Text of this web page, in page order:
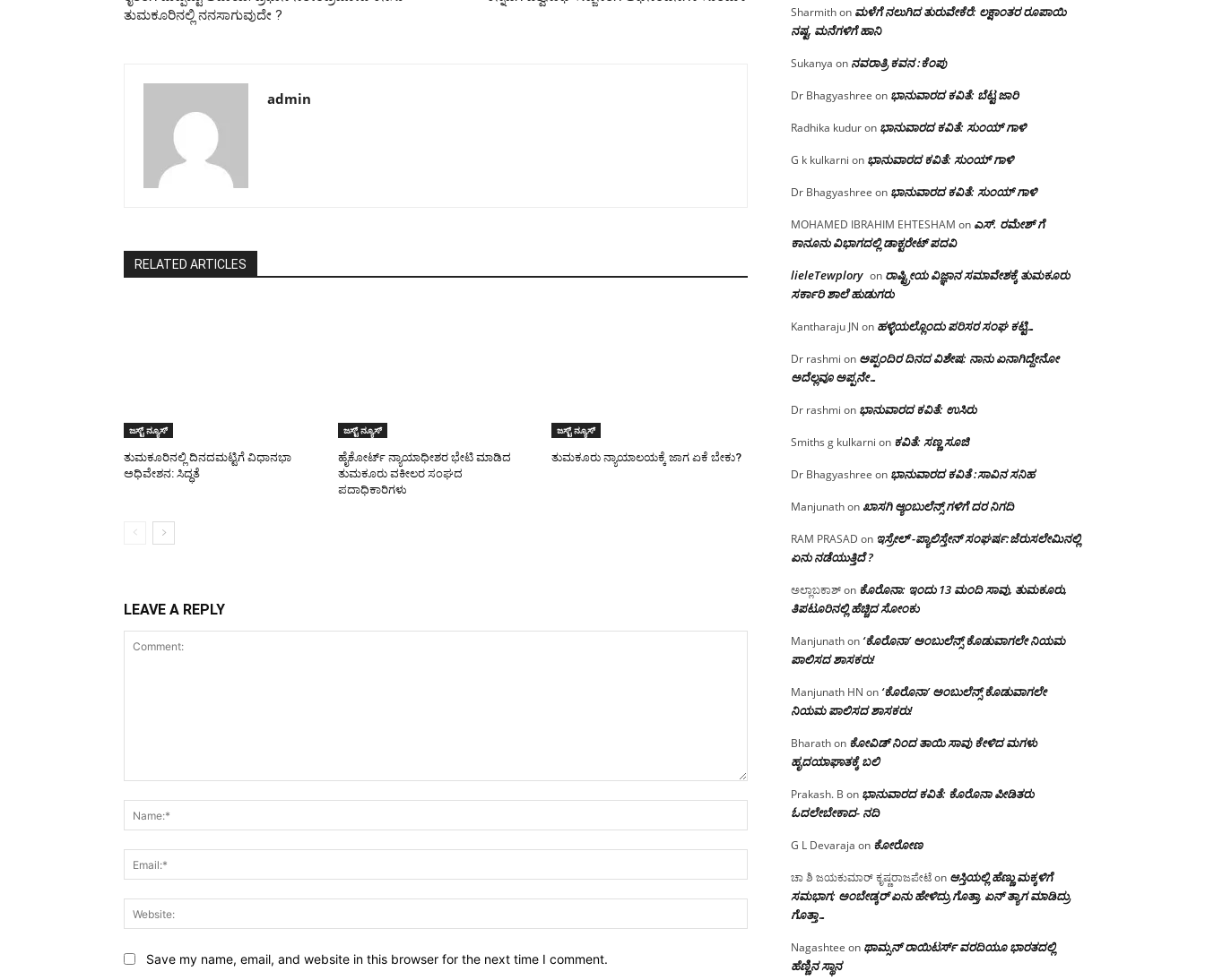
ತುಮಕೂರಿನಲ್ಲಿ ನನಸಾಗುವುದೇ ?
admin
RELATED ARTICLES
ಜಸ್ಟ್ ನ್ಯೂಸ್
ತುಮಕೂರಿನಲ್ಲಿ ದಿನದಮಟ್ಟಿಗೆ ವಿಧಾನಭಾ
ಅಧಿವೇಶನ: ಸಿದ್ಧತೆ
ಜಸ್ಟ್ ನ್ಯೂಸ್
ಹೈಕೋರ್ಟ್ ನ್ಯಾಯಾಧೀಶರ ಭೇಟಿ ಮಾಡಿದ
ತುಮಕೂರು ವಕೀಲರ ಸಂಘದ
ಪದಾಧಿಕಾರಿಗಳು
ಜಸ್ಟ್ ನ್ಯೂಸ್
ತುಮಕೂರು ನ್ಯಾಯಾಲಯಕ್ಕೆ ಜಾಗ ಏಕೆ ಬೇಕು?
LEAVE A REPLY
Website:
Save my name, email, and website in this browser for the next time I comment.
Sharmithon ಮಳೆಗೆ ನಲುಗಿದ ತುರುವೇಕೆರೆ: ಲಕ್ಷಾಂತರ ರೂಪಾಯಿ
ನಷ್ಟ, ಮನೆಗಳಿಗೆ ಹಾನಿ
Sukanya on ನವರಾತ್ರಿ ಕವನ :ಕೆಂಪು
Dr Bhagyashree on ಭಾನುವಾರದ ಕವಿತೆ: ಬೆಟ್ಟ ಜಾರಿ
Radhika kuduron ಭಾನುವಾರದ ಕವಿತೆ: ಸುಂಯ್ ಗಾಳಿ
G k kulkarni on ಭಾನುವಾರದ ಕವಿತೆ: ಸುಂಯ್ ಗಾಳಿ
Dr Bhagyashree on ಭಾನುವಾರದ ಕವಿತೆ: ಸುಂಯ್ ಗಾಳಿ
MOHAMED IBRAHIM EHTESHAM on ಎಸ್. ರಮೇಶ್ ಗೆ
ಕಾನೂನು ವಿಭಾಗದಲ್ಲಿ ಡಾಕ್ಟರೇಟ್ ಪದವಿ
lieleTewplory on ರಾಷ್ಟ್ರೀಯ ವಿಜ್ಞಾನ ಸಮಾವೇಶಕ್ಕೆ‌ ತುಮಕೂರು
ಸರ್ಕಾರಿ ಶಾಲೆ ಹುಡುಗರು
Kantharaju JN on ಹಳ್ಳಿಯಲ್ಲೊಂದು ಪರಿಸರ ಸಂಘ ಕಟ್ಟಿ…
Dr rashmi on ಅಪ್ಪಂದಿರ ದಿನದ ವಿಶೇಷ: ನಾನು ಏನಾಗಿದ್ದೇನೋ‌
ಅದೆಲ್ಲವೂ ಅಪ್ಪನೇ…
Dr rashmi on ಭಾನುವಾರದ ಕವಿತೆ: ಉಸಿರು
Smiths g kulkarni on ಕವಿತೆ: ಸಣ್ಣ ಸೂಜಿ
Dr Bhagyashree on ಭಾನುವಾರದ ಕವಿತೆ :ಸಾವಿನ ಸನಿಹ
Manjunathonಖಾಸಗಿ ಆ್ಯಂಬುಲೆನ್ಸ್ ಗಳಿಗೆ ದರ ನಿಗದಿ
RAM PRASAD on ಇಸ್ರೇಲ್ -ಪ್ಯಾಲಿಸ್ತೇನ್ ಸಂಘರ್ಷ:ಜೆರುಸಲೇಮಿನಲ್ಲಿ
ಏನು ನಡೆಯುತ್ತಿದೆ ?
ಅಲ್ಲಾಬಕಾಶ್on ಕೊರೊನಾ: ಇಂದು 13 ಮಂದಿ ಸಾವು, ತುಮಕೂರು,
ತಿಪಟೂರಿನಲ್ಲಿ ಹೆಚ್ಚಿದ ಸೋಂಕು
Manjunathon ‘ಕೊರೊನಾ’ ಅಂಬುಲೆನ್ಸ್ ಕೊಡುವಾಗಲೇ ನಿಯಮ
ಪಾಲಿಸದ ಶಾಸಕರು!
Manjunath HN on ‘ಕೊರೊನಾ’ ಅಂಬುಲೆನ್ಸ್ ಕೊಡುವಾಗಲೇ
ನಿಯಮ ಪಾಲಿಸದ ಶಾಸಕರು!
Bharathon ಕೋವಿಡ್ ನಿಂದ ತಾಯಿ ಸಾವು ಕೇಳಿದ ಮಗಳು
ಹೃದಯಾಘಾತಕ್ಕೆ ಬಲಿ
Prakash. B on ಭಾನುವಾರದ ಕವಿತೆ: ಕೊರೊನಾ ಪೀಡಿತರು
ಓದಲೇಬೇಕಾದ- ನದಿ
G L Devaraja on ಕೋರೋಣ
ಚಾ ಶಿ ಜಯಕುಮಾರ್ ಕೃಷ್ಣರಾಜಪೇಟೆon ಆಸ್ತಿಯಲ್ಲಿ ಹೆಣ್ಣು ಮಕ್ಕಳಿಗೆ
ಸಮಭಾಗ; ಅಂಬೇಡ್ಕರ್ ಏನು ಹೇಳಿದ್ರು ಗೊತ್ತಾ, ಏನ್ ತ್ಯಾಗ ಮಾಡಿದ್ರು
ಗೊತ್ತಾ…
Nagashtee on ಥಾಮ್ಸನ್ ರಾಯಿಟರ್ಸ್ ವರದಿಯೂ ಭಾರತದಲ್ಲಿ
ಹೆಣ್ಣಿನ ಸ್ಥಾನ‌